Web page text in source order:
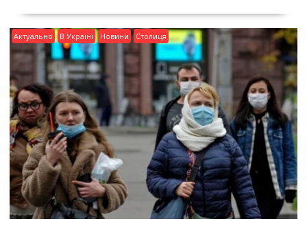
Актуально В Україні Новини Столиця